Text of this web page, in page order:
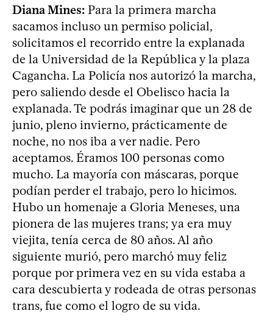
Diana Mines: Para la primera marcha
sacamos incluso un permiso policial,
solicitamos el recorrido entre la explanada
de la Universidad de la República y la plaza
Cagancha. La Policía nos autorizó la marcha,
pero saliendo desde el Obelisco hacia la
explanada. Te podrás imaginar que un 28 de
junio, pleno invierno, prácticamente de
noche, no nos iba a ver nadie. Pero
aceptamos. Éramos 100 personas como
mucho. La mayoría con máscaras, porque
podían perder el trabajo, pero lo hicimos.
Hubo un homenaje a Gloria Meneses, una
pionera de las mujeres trans; ya era muy
viejita, tenía cerca de 80 años. Al año
siguiente murió, pero marchó muy feliz
porque por primera vez en su vida estaba a
cara descubierta y rodeada de otras personas
trans, fue como el logro de su vida.